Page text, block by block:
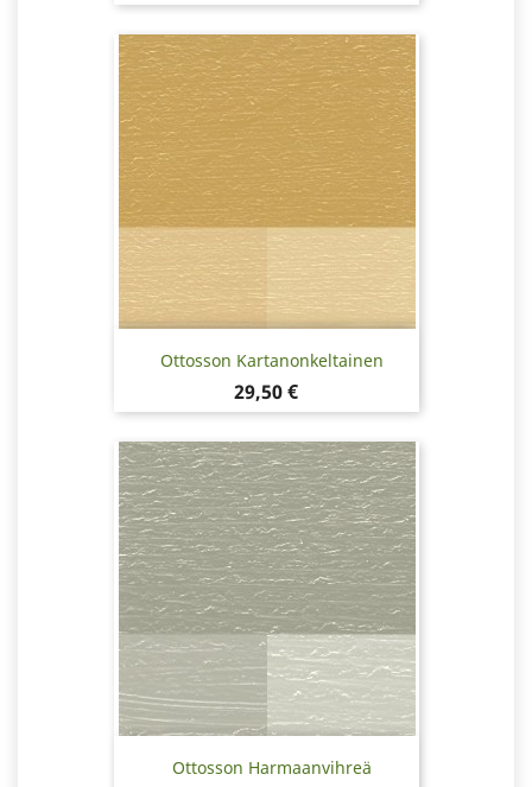
Ottosson Kartanonkeltainen
Hinta
29,50 €
Ottosson Harmaanvihreä